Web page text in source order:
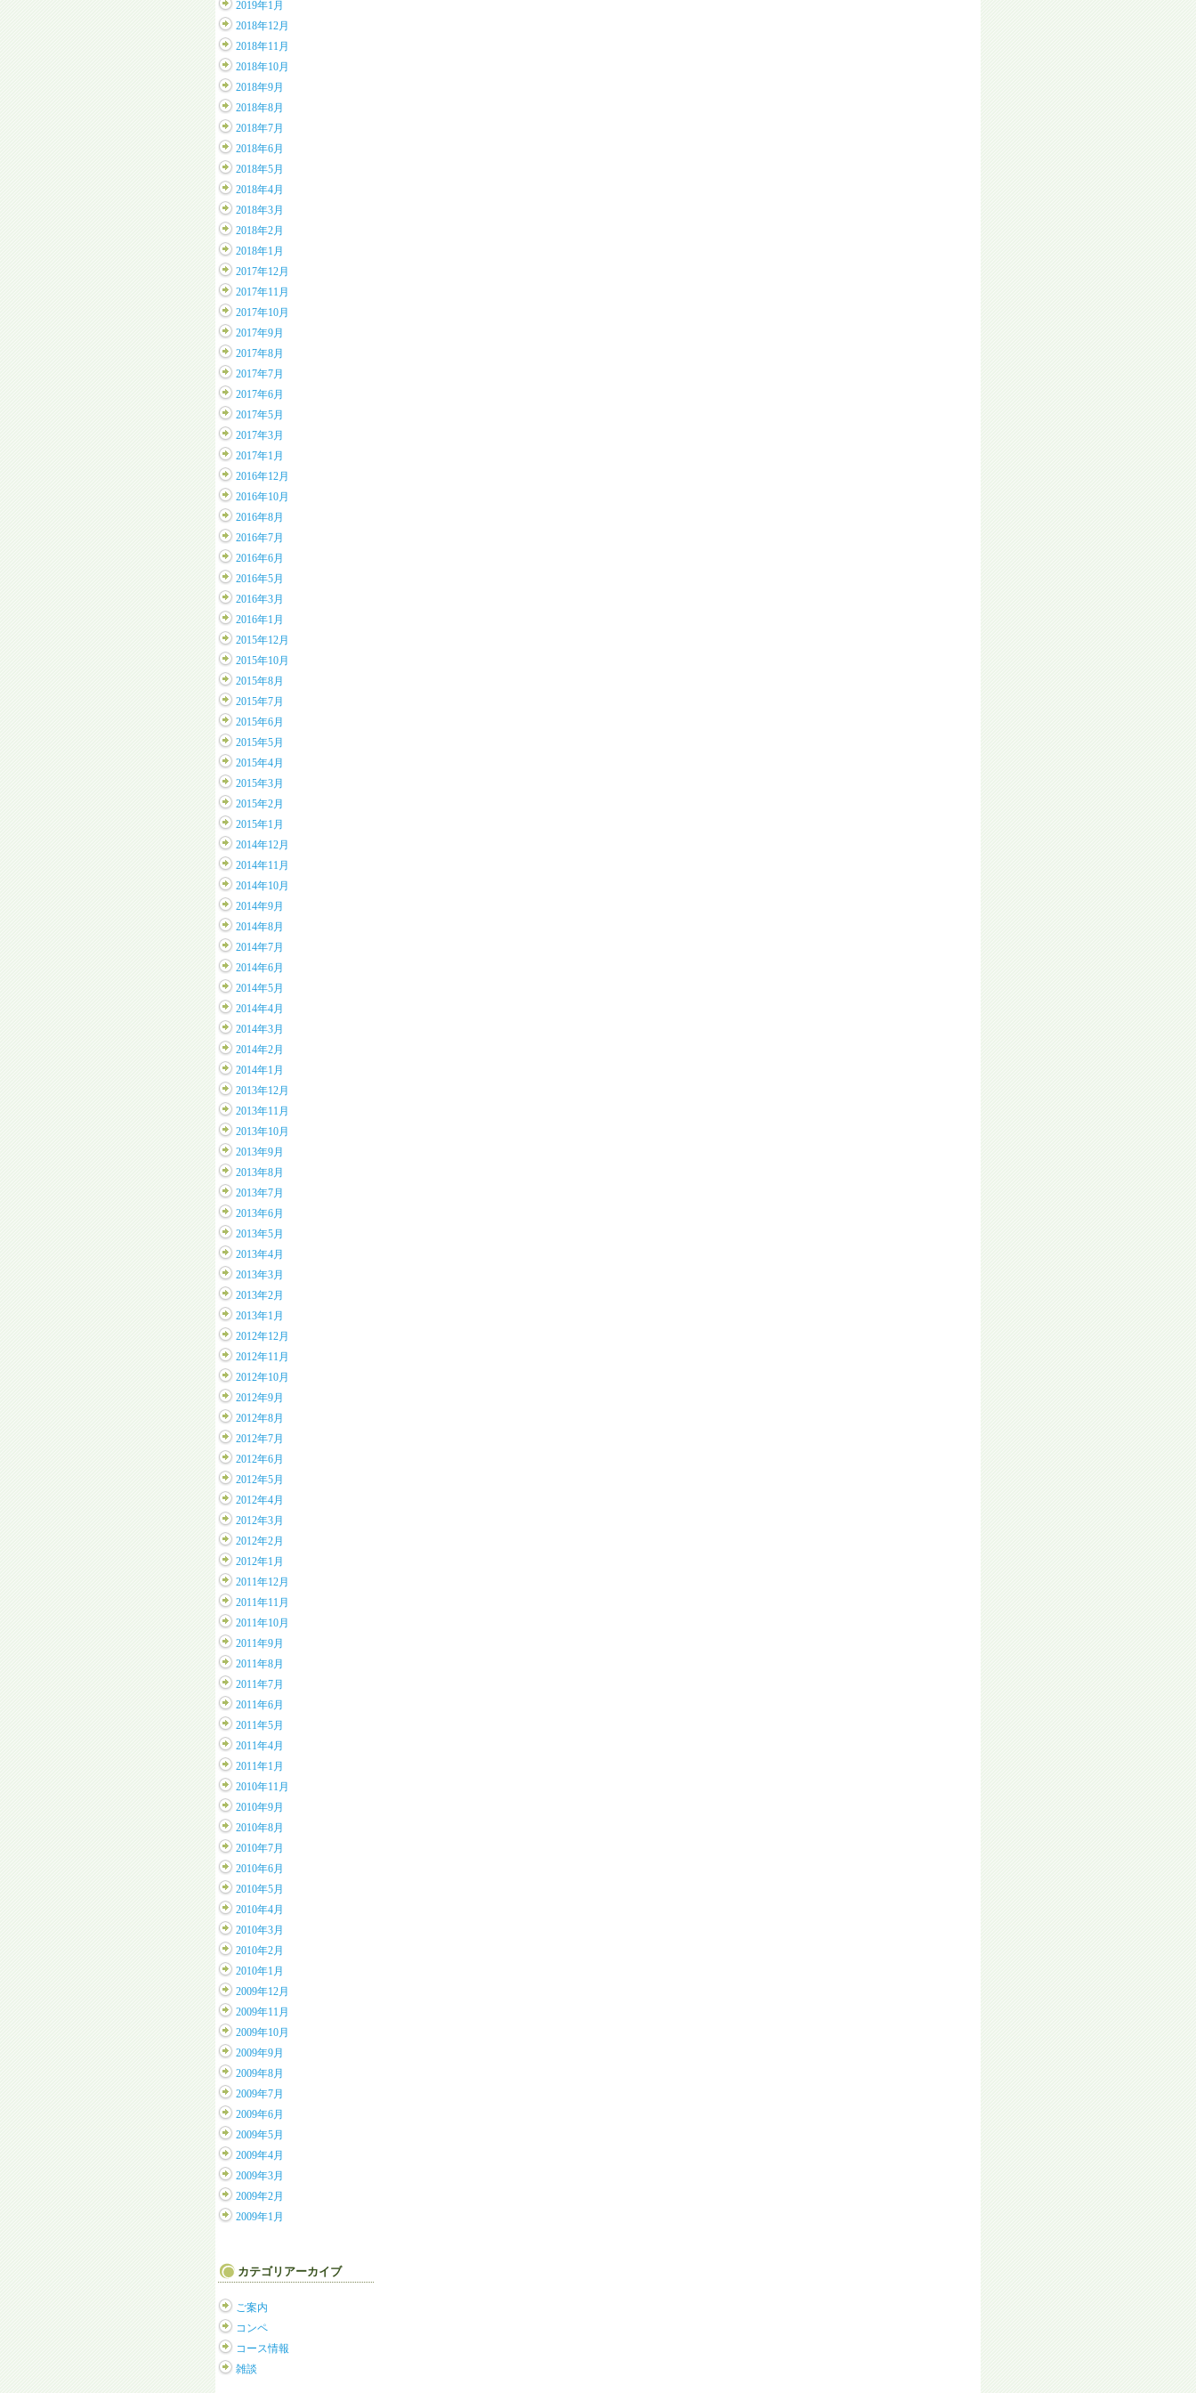
2019年1月
2018年12月
2018年11月
2018年10月
2018年9月
2018年8月
2018年7月
2018年6月
2018年5月
2018年4月
2018年3月
2018年2月
2018年1月
2017年12月
2017年11月
2017年10月
2017年9月
2017年8月
2017年7月
2017年6月
2017年5月
2017年3月
2017年1月
2016年12月
2016年10月
2016年8月
2016年7月
2016年6月
2016年5月
2016年3月
2016年1月
2015年12月
2015年10月
2015年8月
2015年7月
2015年6月
2015年5月
2015年4月
2015年3月
2015年2月
2015年1月
2014年12月
2014年11月
2014年10月
2014年9月
2014年8月
2014年7月
2014年6月
2014年5月
2014年4月
2014年3月
2014年2月
2014年1月
2013年12月
2013年11月
2013年10月
2013年9月
2013年8月
2013年7月
2013年6月
2013年5月
2013年4月
2013年3月
2013年2月
2013年1月
2012年12月
2012年11月
2012年10月
2012年9月
2012年8月
2012年7月
2012年6月
2012年5月
2012年4月
2012年3月
2012年2月
2012年1月
2011年12月
2011年11月
2011年10月
2011年9月
2011年8月
2011年7月
2011年6月
2011年5月
2011年4月
2011年1月
2010年11月
2010年9月
2010年8月
2010年7月
2010年6月
2010年5月
2010年4月
2010年3月
2010年2月
2010年1月
2009年12月
2009年11月
2009年10月
2009年9月
2009年8月
2009年7月
2009年6月
2009年5月
2009年4月
2009年3月
2009年2月
2009年1月
カテゴリアーカイブ
ご案内
コンペ
コース情報
雑談